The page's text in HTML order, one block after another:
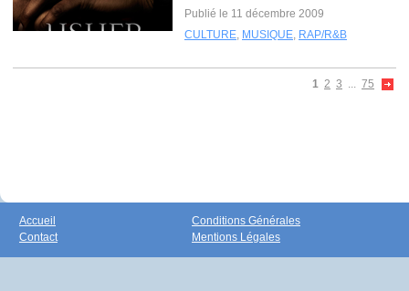
Publié le 11 décembre 2009
CULTURE, MUSIQUE, RAP/R&B
1 2 3 ... 75
Accueil
Contact
Conditions Générales
Mentions Légales